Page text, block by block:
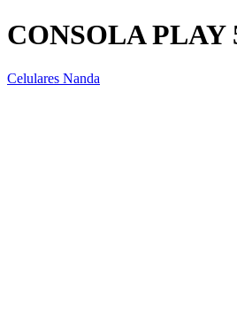
CONSOLA
Celulares Nanda